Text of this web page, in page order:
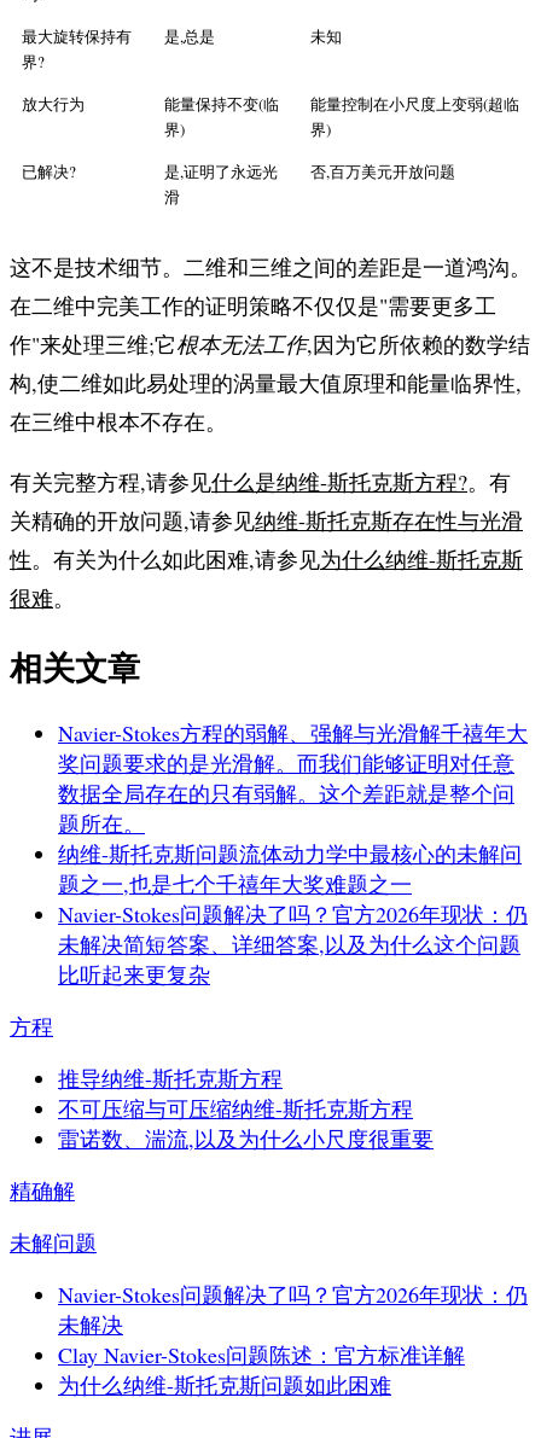
最大旋转保持有
界?
是,总是 未知
放大行为
能量保持不变(临
界)
能量控制在小尺度上变弱(超临
界)
已解决?
是,证明了永远光
滑
否,百万美元开放问题
这不是技术细节。二维和三维之间的差距是一道鸿沟。
在二维中完美工作的证明策略不仅仅是"需要更多工
作"来处理三维;它根本无法工作,因为它所依赖的数学结
构,使二维如此易处理的涡量最大值原理和能量临界性,
在三维中根本不存在。
有关完整方程,请参见什么是纳维-斯托克斯方程?。有
关精确的开放问题,请参见纳维-斯托克斯存在性与光滑
性。有关为什么如此困难,请参见为什么纳维-斯托克斯
很难。
相关文章
Navier-Stokes方程的弱解、强解与光滑解千禧年大
奖问题要求的是光滑解。而我们能够证明对任意
数据全局存在的只有弱解。这个差距就是整个问
题所在。
纳维-斯托克斯问题流体动力学中最核心的未解问
题之一,也是七个千禧年大奖难题之一
Navier-Stokes问题解决了吗？官方2026年现状：仍
未解决简短答案、详细答案,以及为什么这个问题
比听起来更复杂
方程
推导纳维-斯托克斯方程
不可压缩与可压缩纳维-斯托克斯方程
雷诺数、湍流,以及为什么小尺度很重要
精确解
未解问题
Navier-Stokes问题解决了吗？官方2026年现状：仍
未解决
Clay Navier-Stokes问题陈述：官方标准详解
为什么纳维-斯托克斯问题如此困难